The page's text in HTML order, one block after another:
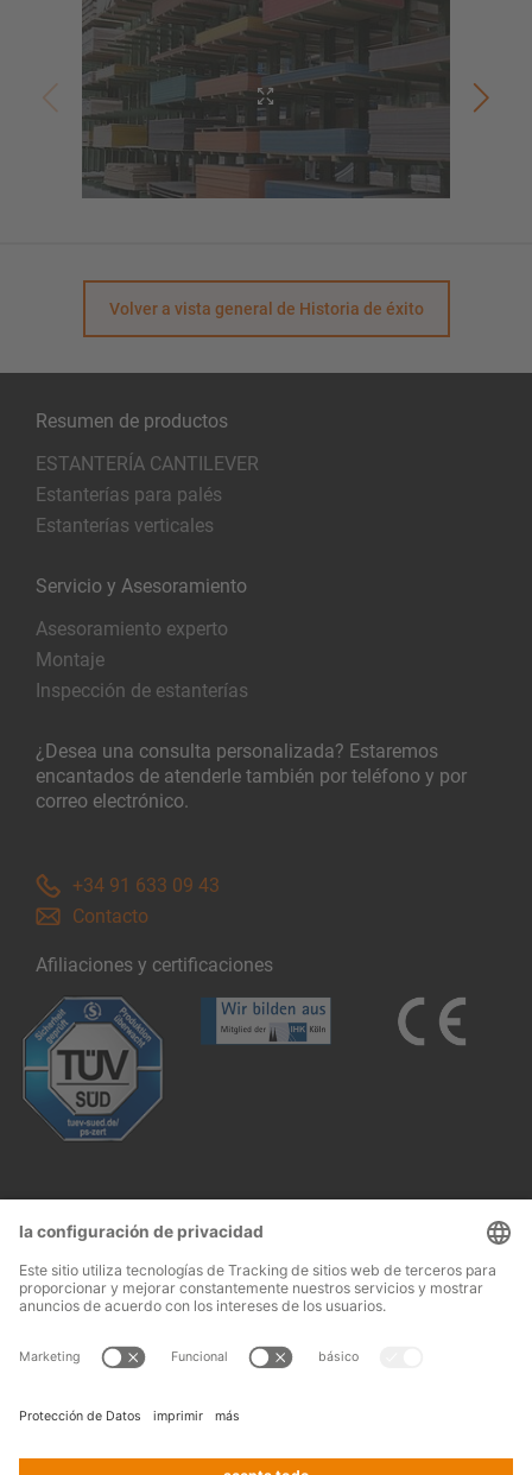
Volver a vista general de Historia de éxito
Resumen de productos
ESTANTERÍA CANTILEVER
Estanterías para palés
Estanterías verticales
Servicio y Asesoramiento
Asesoramiento experto
Montaje
Inspección de estanterías
¿Desea una consulta personalizada? Estaremos
encantados de atenderle también por teléfono y por
correo electrónico.
+34 91 633 09 43
Contacto
Afiliaciones y certificaciones
Terms and conditions of assembly
OHRA